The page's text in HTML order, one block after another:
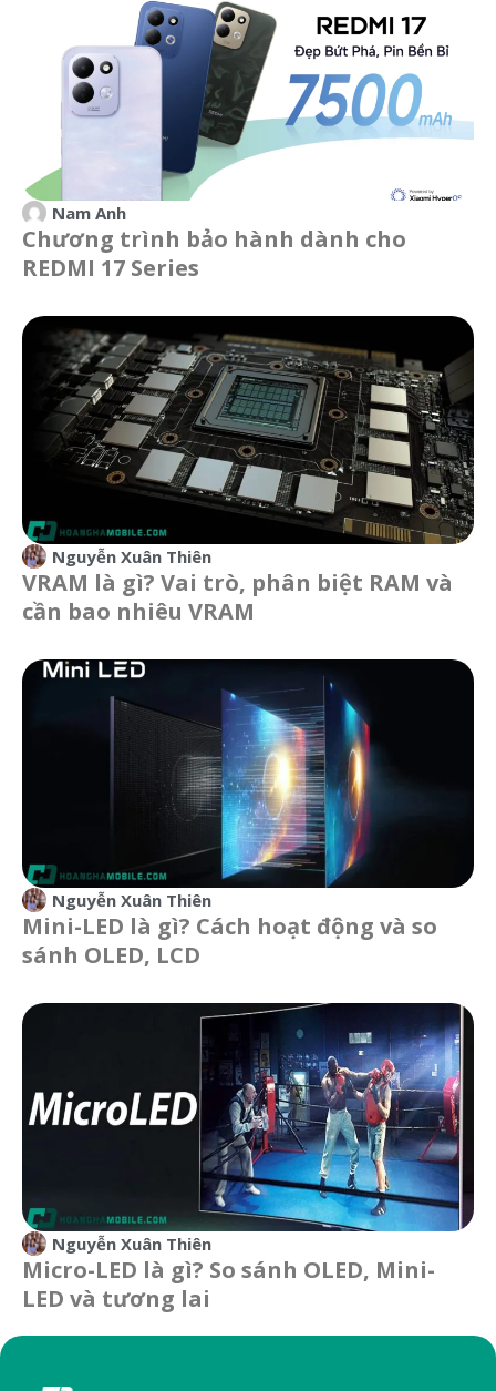
Nam Anh
Chương trình bảo hành dành cho
REDMI 17 Series
Nguyễn Xuân Thiên
VRAM là gì? Vai trò, phân biệt RAM và
cần bao nhiêu VRAM
Nguyễn Xuân Thiên
Mini-LED là gì? Cách hoạt động và so
sánh OLED, LCD
Nguyễn Xuân Thiên
Micro-LED là gì? So sánh OLED, Mini-
LED và tương lai